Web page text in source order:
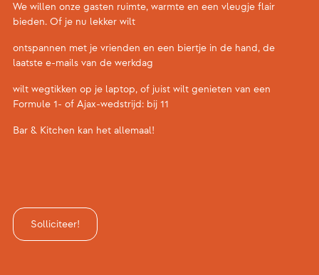
We willen onze gasten ruimte, warmte en een vleugje flair
bieden. Of je nu lekker wilt
ontspannen met je vrienden en een biertje in de hand, de
laatste e-mails van de werkdag
wilt wegtikken op je laptop, of juist wilt genieten van een
Formule 1- of Ajax-wedstrijd: bij 11
Bar & Kitchen kan het allemaal!
Solliciteer!